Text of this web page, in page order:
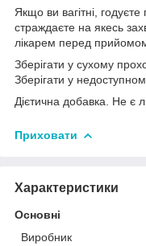
Якщо ви вагітні,
страждаєте на якесь
лікарем перед
Зберігати у сухому
Зберігати у
Дієтична добавка. Не є
Приховати
Характеристики
Основні
Виробник